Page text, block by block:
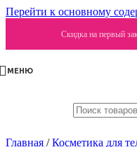
Перейти к основному
Скидка на первый
МЕНЮ
Главная / Косметика для